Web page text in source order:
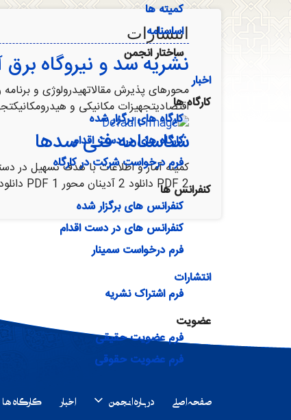
کمیته ها
اساسنامه
ساختار انجمن
اخبار
کارگاه ها
کارگاه های برگزار شده
کارگاه های در دست اقدام
فرم درخواست شرکت در کارگاه
کنفرانس ها
کنفرانس های برگزار شده
کنفرانس های در دست اقدام
فرم درخواست سمینار
انتشارات
فرم اشتراک نشریه
عضویت
فرم عضویت حقیقی
فرم عضویت حقوقی
صفحه اصلی درباره انجمن اخبار کارگاه ها
انتشارات
نشریه سد و نیروگاه برق
محورهای پذیرش مقالاتهیدرولوژی و
اقتصادیتجهیزات مکانیکی و
شناسنامه فنی سدها
2 PDF دانلود 2 آدینان محور 1 PDF دانلود 3 آزاد PDF دانلود 4 آق اولر PDF دانلود 5 ازگله PDF دانلود 6 اسبی رو PDF…